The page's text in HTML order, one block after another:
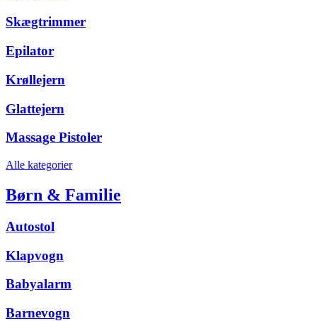
Skægtrimmer
Epilator
Krøllejern
Glattejern
Massage Pistoler
Alle kategorier
Børn & Familie
Autostol
Klapvogn
Babyalarm
Barnevogn